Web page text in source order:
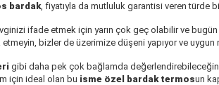
bardak, fiyatıyla da mutluluk garantisi veren türde
ifade etmek için yarın çok geç olabilir ve
bizler de üzerimize düşeni yapıyor ve uygun
gibi daha pek çok bağlamda
için ideal olan bu isme özel bardak termosun